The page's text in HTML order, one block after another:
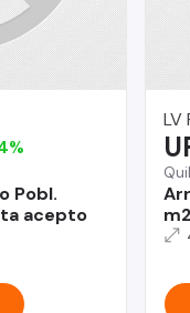
Pobl.
acepto
LV